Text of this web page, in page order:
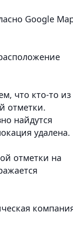
Google
что кто-то из
отметки.
найдутся
удалена.
отметки на